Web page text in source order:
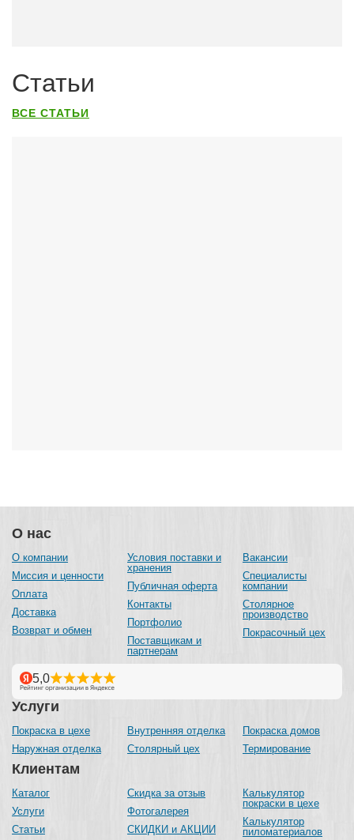
Статьи
ВСЕ СТАТЬИ
О нас
О компании
Миссия и ценности
Оплата
Доставка
Возврат и обмен
Условия поставки и
хранения
Публичная оферта
Контакты
Портфолио
Поставщикам и
партнерам
Вакансии
Специалисты
компании
Столярное
производство
Покрасочный цех
Услуги
Покраска в цехе
Наружная отделка
Внутренняя отделка
Столярный цех
Покраска домов
Термирование
Клиентам
Каталог
Услуги
Статьи
Скидка за отзыв
Фотогалерея
СКИДКИ и АКЦИИ
Калькулятор
покраски в цехе
Калькулятор
пиломатериалов